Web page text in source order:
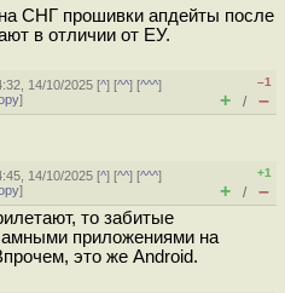
на СНГ прошивки апдейты после
в отличии от ЕУ.
14/10/2025 [^] [^^] [^^^]
]
–1
+ / –
14/10/2025 [^] [^^] [^^^]
]
+1
+ / –
то забитые
приложениями на
это же Android.